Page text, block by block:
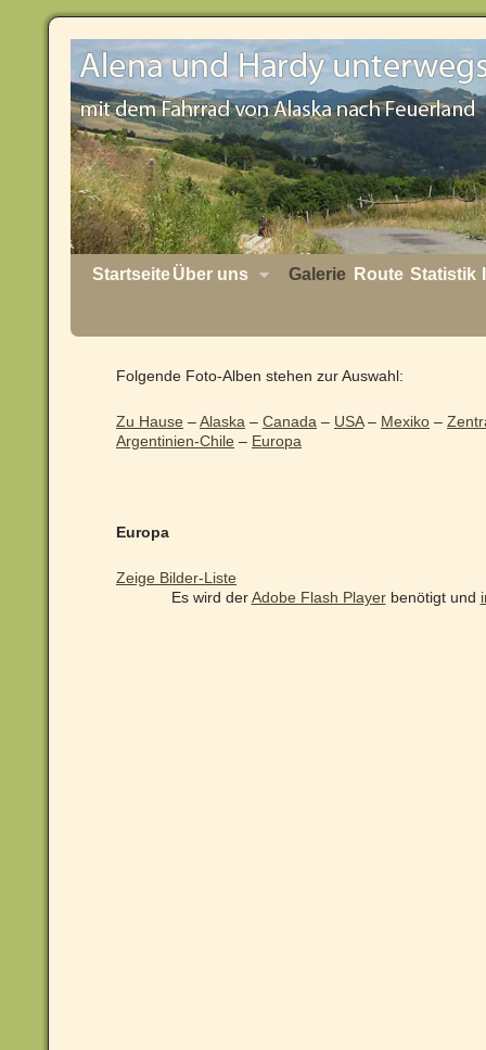
StartseiteÜber uns Galerie Route Statistik
Folgende Foto-Alben stehen zur Auswahl:
Zu Hause –Alaska – Canada – USA– Mexiko –
Argentinien-Chile – Europa
Europa
Zeige Bilder-Liste
Es wird derAdobe Flash Playerbenötigt und